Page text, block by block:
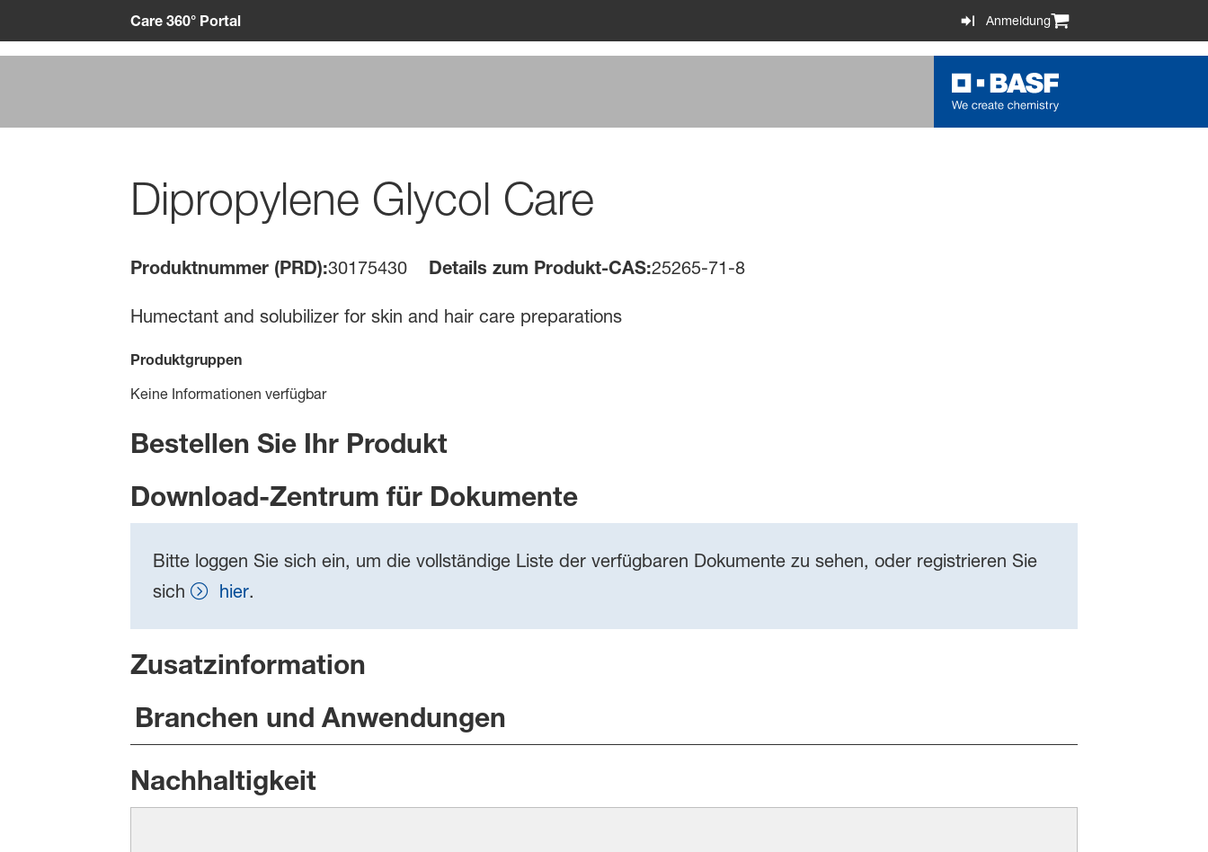
Care 360° Portal Anmeldung
Dipropylene Glycol Care
Produktnummer (PRD):30175430 Details zum Produkt-CAS:25265-71-8
Humectant and solubilizer for skin and hair care preparations
Produktgruppen
Keine Informationen verfügbar
Bestellen Sie Ihr Produkt
Download-Zentrum für Dokumente
Bitte loggen Sie sich ein, um die vollständige Liste der verfügbaren Dokumente zu sehen, oder registrieren Sie
sich
hier.
Zusatzinformation
Branchen und Anwendungen
Nachhaltigkeit